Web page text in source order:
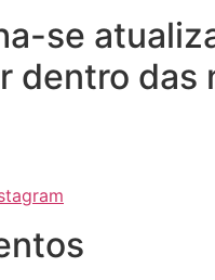
se
dentro das